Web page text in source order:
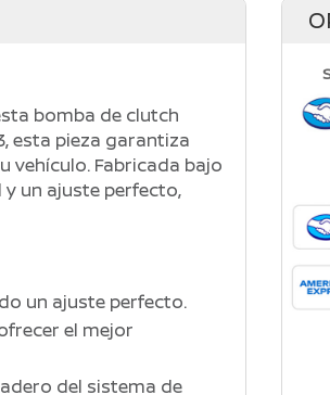
bomba de clutch
esta pieza garantiza
vehículo. Fabricada bajo
un ajuste perfecto,
un ajuste perfecto.
el mejor
del sistema de